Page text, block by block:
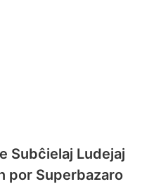
Subĉielaj Ludejaj
por Superbazaro